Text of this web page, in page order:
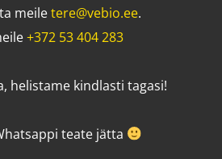
meiletere@vebio.ee.
+372 53 404 283
helistame kindlasti tagasi!
teate jätta